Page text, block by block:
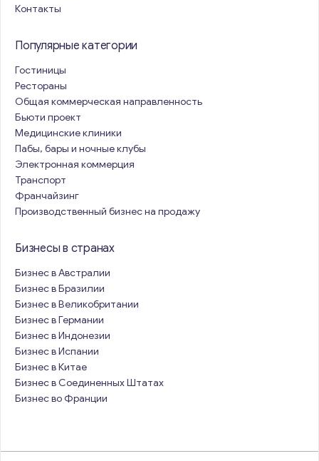
Контакты
Популярные категории
Гостиницы
Рестораны
Общая коммерческая направленность
Бьюти проект
Медицинские клиники
Пабы, бары и ночные клубы
Электронная коммерция
Транспорт
Франчайзинг
Производственный бизнес на продажу
Бизнесы в странах
Бизнес в Австралии
Бизнес в Бразилии
Бизнес в Великобритании
Бизнес в Германии
Бизнес в Индонезии
Бизнес в Испании
Бизнес в Китае
Бизнес в Соединенных Штатах
Бизнес во Франции